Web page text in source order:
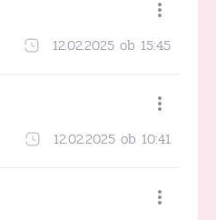
12.02.2025 ob 15:45
12.02.2025 ob 10:41